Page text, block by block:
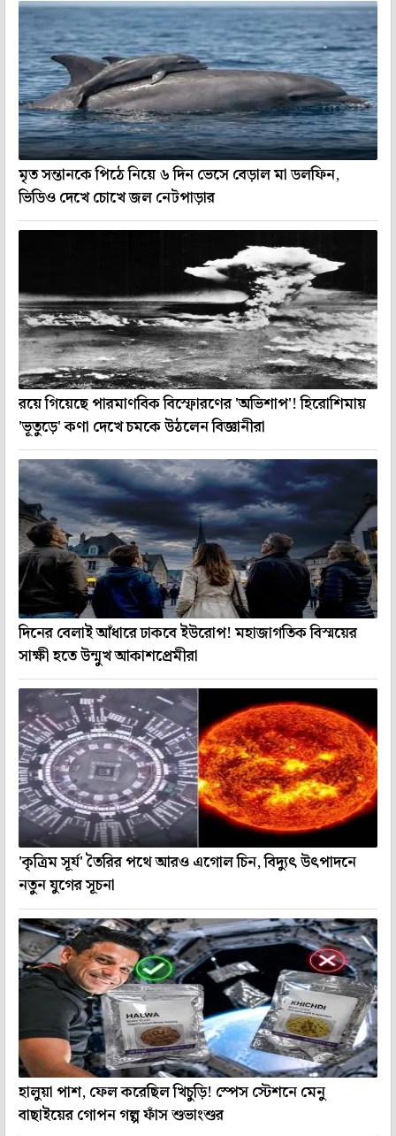
মৃত সন্তানকে পিঠে নিয়ে ৬ দিন ভেসে বেড়াল মা ডলফিন,
ভিডিও দেখে চোখে জল নেটপাড়ার
রয়ে গিয়েছে পারমাণবিক বিস্ফোরণের 'অভিশাপ'! হিরোশিমায়
'ভূতুড়ে' কণা দেখে চমকে উঠলেন বিজ্ঞানীরা
দিনের বেলাই আঁধারে ঢাকবে ইউরোপ! মহাজাগতিক বিস্ময়ের
সাক্ষী হতে উন্মুখ আকাশপ্রেমীরা
'কৃত্রিম সূর্য' তৈরির পথে আরও এগোল চিন, বিদ্যুৎ উৎপাদনে
নতুন যুগের সূচনা
হালুয়া পাশ, ফেল করেছিল খিচুড়ি! স্পেস স্টেশনে মেনু
বাছাইয়ের গোপন গল্প ফাঁস শুভাংশুর